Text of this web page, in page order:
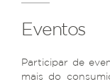
Eventos
Participar de
mais do